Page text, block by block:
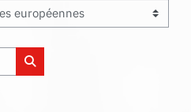
Rechercher des cours